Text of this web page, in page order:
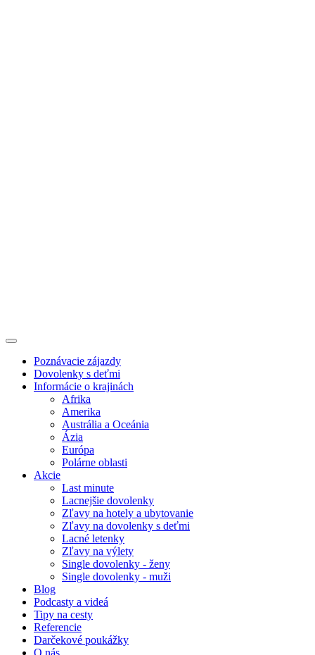
Poznávacie zájazdy
Dovolenky s deťmi
Informácie o krajinách
Afrika
Amerika
Austrália a Oceánia
Ázia
Európa
Polárne oblasti
Akcie
Last minute
Lacnejšie dovolenky
Zľavy na hotely a ubytovanie
Zľavy na dovolenky s deťmi
Lacné letenky
Zľavy na výlety
Single dovolenky - ženy
Single dovolenky - muži
Blog
Podcasty a videá
Tipy na cesty
Referencie
Darčekové poukážky
O nás